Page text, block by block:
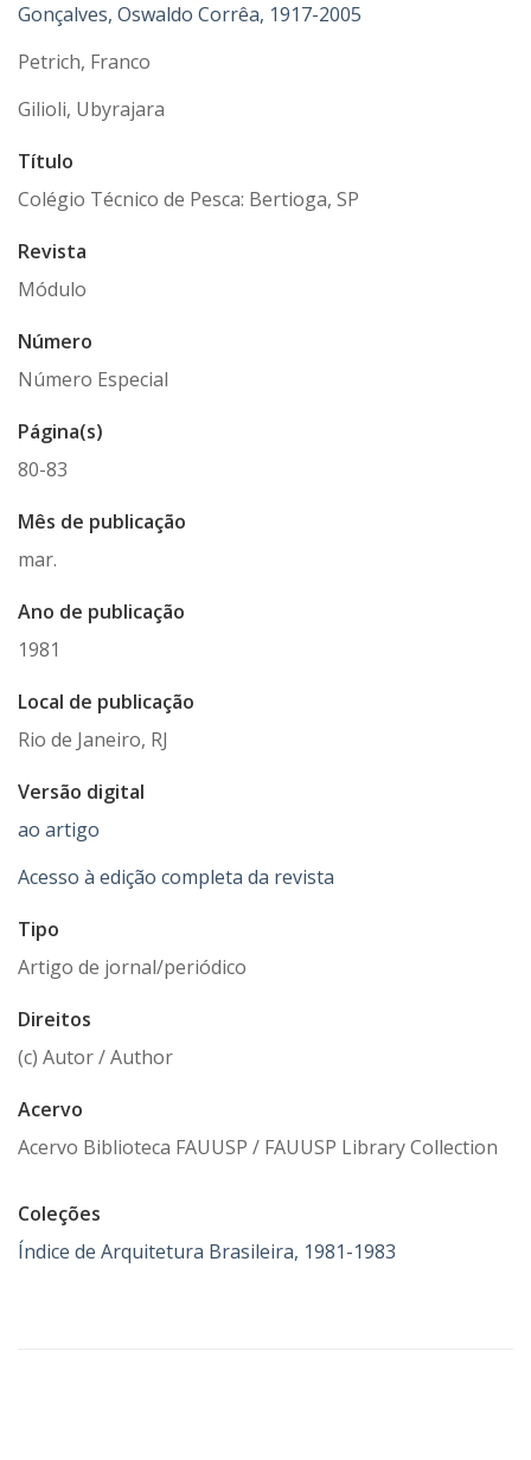
Gonçalves, Oswaldo Corrêa, 1917-2005
Petrich, Franco
Gilioli, Ubyrajara
Título
Colégio Técnico de Pesca: Bertioga, SP
Revista
Módulo
Número
Número Especial
Página(s)
80-83
Mês de publicação
mar.
Ano de publicação
1981
Local de publicação
Rio de Janeiro, RJ
Versão digital
ao artigo
Acesso à edição completa da revista
Tipo
Artigo de jornal/periódico
Direitos
(c) Autor / Author
Acervo
Acervo Biblioteca FAUUSP / FAUUSP Library Collection
Coleções
Índice de Arquitetura Brasileira, 1981-1983